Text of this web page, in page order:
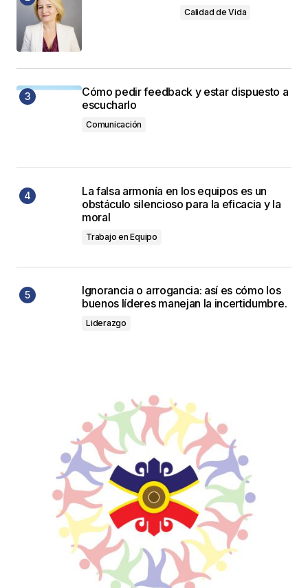
Calidad de Vida
Cómo pedir feedback y estar dispuesto a
escucharlo
Comunicación
La falsa armonía en los equipos es un
obstáculo silencioso para la eficacia y la
moral
Trabajo en Equipo
Ignorancia o arrogancia: así es cómo los
buenos líderes manejan la incertidumbre.
Liderazgo